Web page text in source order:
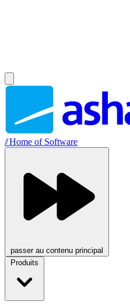
//Home of Software
passer au contenu principal
Produits